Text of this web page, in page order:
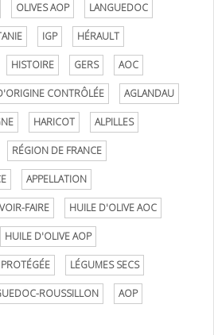
OLIVES AOP LANGUEDOC
IGP HÉRAULT
HISTOIRE GERS AOC
CONTRÔLÉE AGLANDAU
HARICOT ALPILLES
RÉGION DE FRANCE
APPELLATION
FAIRE HUILE D'OLIVE AOC
HUILE D'OLIVE AOP
LÉGUMES SECS
ROUSSILLON AOP